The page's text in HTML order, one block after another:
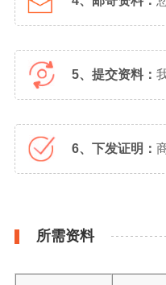
5、提交资料：
6、下发证明：
所需资料